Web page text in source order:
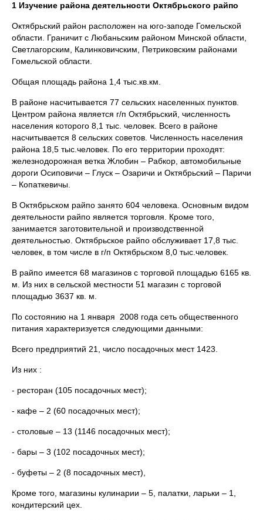
1 Изучение района деятельности Октябрьского райпо
Октябрьский район расположен на юго-заподе Гомельской
области. Граничит с Любаньским районом Минской области,
Светлагорским, Калинковичским, Петриковским районами
Гомельской области.
Общая площадь района 1,4 тыс.кв.км.
В районе насчитывается 77 сельских населенных пунктов.
Центром района является г/п Октябрьский, численность
населения которого 8,1 тыс. человек. Всего в районе
насчитывается 8 сельских советов. Численность населения
района 18,5 тыс.человек. По его территории проходят:
железнодорожная ветка Жлобин – Рабкор, автомобильные
дороги Осиповичи – Глуск – Озаричи и Октябрьский – Паричи
– Копаткевичы.
В Октябрьском райпо занято 604 человека. Основным видом
деятельности райпо является торговля. Кроме того,
занимается заготовительной и производственной
деятельностью. Октябрьское райпо обслуживает 17,8 тыс.
человек, в том числе в г/п Октябрьском 8,0 тыс.человек.
В райпо имеется 68 магазинов с торговой площадью 6165 кв.
м. Из них в сельской местности 51 магазин с торговой
площадью 3637 кв. м.
По состоянию на 1 января 2008 года сеть общественного
питания характеризуется следующими данными:
Всего предприятий 21, число посадочных мест 1423.
Из них :
- ресторан (105 посадочных мест);
- кафе – 2 (60 посадочных мест);
- столовые – 13 (1146 посадочных мест);
- бары – 3 (102 посадочных мест);
- буфеты – 2 (8 посадочных мест),
Кроме того, магазины кулинарии – 5, палатки, ларьки – 1,
кондитерский цех.